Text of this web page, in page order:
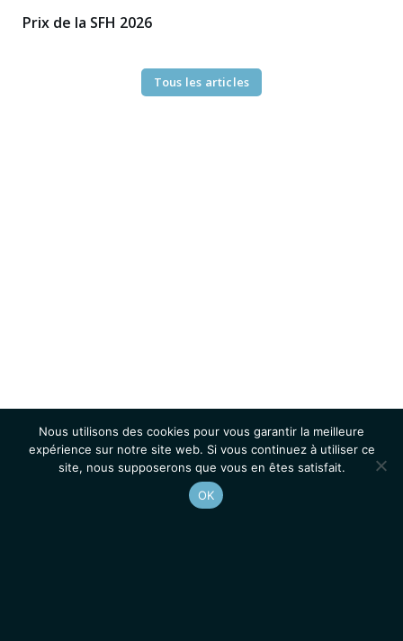
Prix de la SFH 2026
Tous les articles
Nous utilisons des cookies pour vous garantir la meilleure
expérience sur notre site web. Si vous continuez à utiliser ce
site, nous supposerons que vous en êtes satisfait.
OK